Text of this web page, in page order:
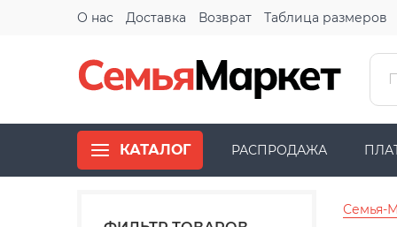
О нас Доставка Возврат Таблица размеров
КАТАЛОГ РАСПРОДАЖА
Семья-